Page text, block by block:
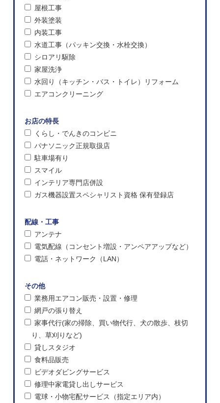
屋根工事
外装塗装
内装工事
水道工事（パッキン交換・水栓交換）
シロアリ駆除
家屋洗浄
水回り（キッチン・バス・トイレ）リフォーム
エアコンクリーニング
お店の特長
くらし・でんきのコンビニ
パナソニック正規取扱店
駐車場有り
スマイル
インテリア専門店併設
ガス機器設置スペシャリスト資格 保有登録店
配線・工事
アンテナ
電気配線（コンセント増設・アンペアアップなど）
電話・ネットワーク（LAN）
その他
業務用エアコン販売・設置・修理
網戸の張り替え
家事代行(家の掃除、買い物代行、犬の散歩、枝切
り、草刈りなど)
貸しスタジオ
食料品販売
ビデオダビングサービス
修理中家電貸し出しサービス
電球・小物宅配サービス（指定エリア内）